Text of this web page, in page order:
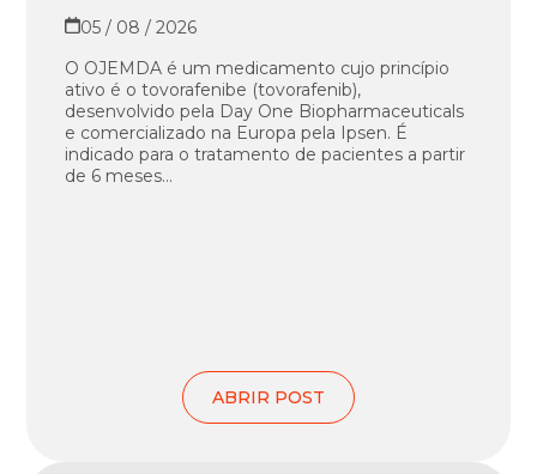
05 / 08 / 2026
O OJEMDA é um medicamento cujo princípio
ativo é o tovorafenibe (tovorafenib),
desenvolvido pela Day One Biopharmaceuticals
e comercializado na Europa pela Ipsen. É
indicado para o tratamento de pacientes a partir
de 6 meses...
ABRIR POST